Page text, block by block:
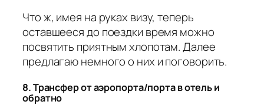
Что ж, имея на руках визу, теперь
оставшееся до поездки время можно
посвятить приятным хлопотам. Далее
предлагаю немного о них и поговорить.
8. Трансфер от аэропорта/порта в отель и
обратно